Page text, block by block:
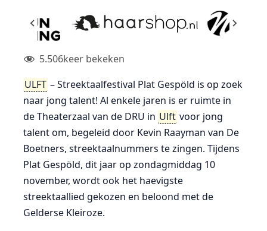
5.506keer bekeken
ULFT – Streektaalfestival Plat Gespöld is op zoek
naar jong talent! Al enkele jaren is er ruimte in
de Theaterzaal van de DRU in Ulft voor jong
talent om, begeleid door Kevin Raayman van De
Boetners, streektaalnummers te zingen. Tijdens
Plat Gespöld, dit jaar op zondagmiddag 10
november, wordt ook het haevigste
streektaallied gekozen en beloond met de
Gelderse Kleiroze.